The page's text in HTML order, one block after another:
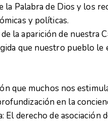
Palabra de Dios y los
y políticas.
la aparición de nuestra
que nuestro pueblo le
que muchos nos
en la
El derecho de asociación